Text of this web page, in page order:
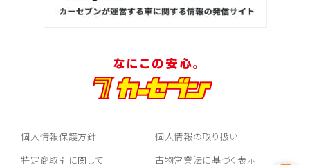
個人情報保護方針
個人情報の取り扱い
特定商取引に関して
古物営業法に基づく表示